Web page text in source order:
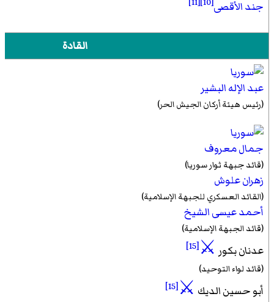
جند الأقصى
القادة
عبد الإله البشير
(رئيس هيئة أركان الجيش الحر)
جمال معروف
(قائد جبهة ثوار سوريا)
زهران علوش
(القائد العسكري للجبهة الإسلامية)
أحمد عيسى الشيخ
(قائد الجبهة الإسلامية)
عدنان بكور ⚔
[15]
(قائد لواء التوحيد)
أبو حسين الديك ⚔
[15]